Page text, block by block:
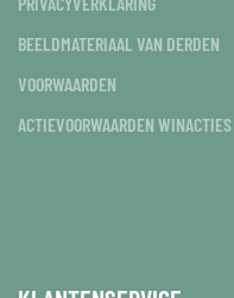
BEELDMATERIAAL VAN DERDEN
VOORWAARDEN
ACTIEVOORWAARDEN WINACTIES